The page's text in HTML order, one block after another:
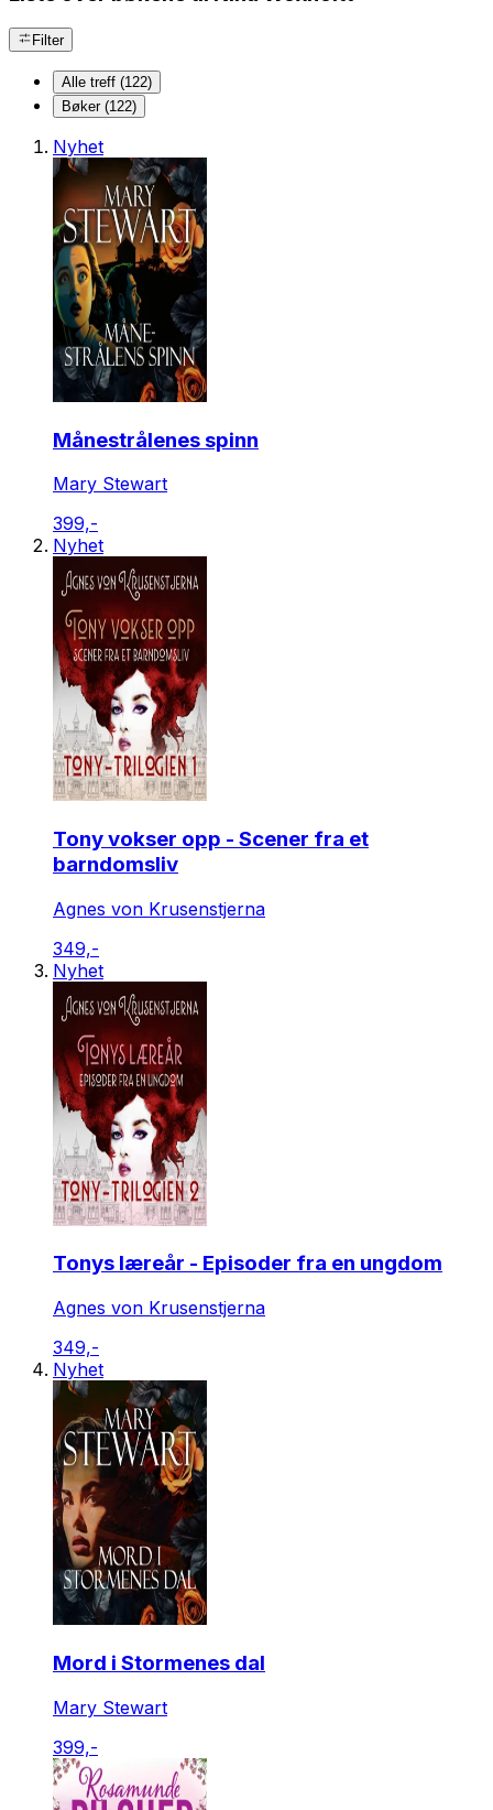
Filter
Alle treff (122)
Bøker (122)
Nyhet
Månestrålenes spinn
Mary Stewart
399,-
Nyhet
Tony vokser opp - Scener fra et
barndomsliv
Agnes von Krusenstjerna
349,-
Nyhet
Tonys læreår - Episoder fra en ungdom
Agnes von Krusenstjerna
349,-
Nyhet
Mord i Stormenes dal
Mary Stewart
399,-